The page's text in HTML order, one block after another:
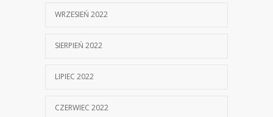
WRZESIEŃ 2022
SIERPIEŃ 2022
LIPIEC 2022
CZERWIEC 2022